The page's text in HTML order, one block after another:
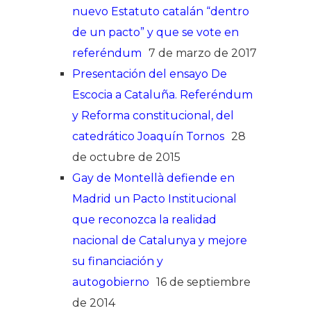
nuevo Estatuto catalán “dentro
de un pacto” y que se vote en
referéndum 7 de marzo de 2017
Presentación del ensayo De
Escocia a Cataluña. Referéndum
y Reforma constitucional, del
catedrático Joaquín Tornos 28
de octubre de 2015
Gay de Montellà defiende en
Madrid un Pacto Institucional
que reconozca la realidad
nacional de Catalunya y mejore
su financiación y
autogobierno 16 de septiembre
de 2014